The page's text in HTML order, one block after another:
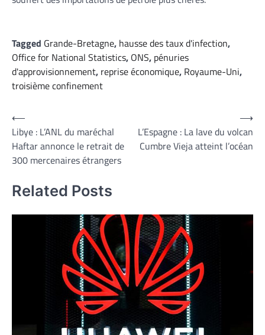
Tagged Grande-Bretagne, hausse des taux d'infection,
Office for National Statistics, ONS, pénuries
d'approvisionnement, reprise économique, Royaume-Uni,
troisième confinement
Navigation
de
l’article
⟵
Libye : L’ANL du maréchal
Haftar annonce le retrait de
300 mercenaires étrangers
L’Espagne : La lave du volcan
Cumbre Vieja atteint l’océan
⟶
Related Posts